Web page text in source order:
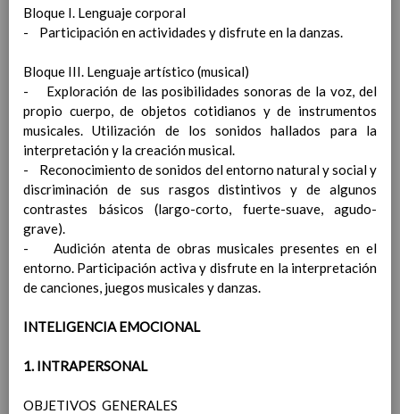
tutores legales al centro
Medidas de acceso de personas
Medidas de acceso de particulares y
empresas externas que presten
servicios o sean proveedoras del
centro
Otras medidas
DISTRIBUCIÃ“N DEL ALUMNADO EN LAS
AULAS Y EN LOS ESPACIOS COMUNES
septiembre 2021
escolar y otros grupos de clase.
Consideraciones previas
Medidas generales para todas
Medidas para grupos de EducaciÃ³n
Bloque I. Lenguaje corporal
- Participación en actividades y disfrute en la danzas.
Bloque III. Lenguaje artístico (musical)
- Exploración de las posibilidades sonoras de la voz, del
propio cuerpo, de objetos cotidianos y de instrumentos
musicales. Utilización de los sonidos hallados para la
interpretación y la creación musical.
- Reconocimiento de sonidos del entorno natural y social y
discriminación de sus rasgos distintivos y de algunos
contrastes básicos (largo-corto, fuerte-suave, agudo-
grave).
- Audición atenta de obras musicales presentes en el
entorno. Participación activa y disfrute en la interpretación
de canciones, juegos musicales y danzas.
INTELIGENCIA EMOCIONAL
1. INTRAPERSONAL
OBJETIVOS GENERALES